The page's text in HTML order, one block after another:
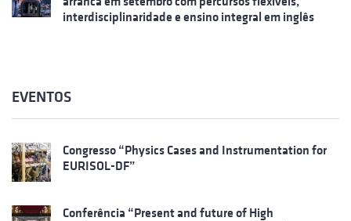
interdisciplinaridade e ensino integral em inglês
EVENTOS
Congresso “Physics Cases and Instrumentation for
EURISOL-DF”
Conferência “Present and future of High